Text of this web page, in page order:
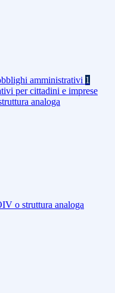
amministrativi 1
per cittadini e imprese
analoga
o struttura analoga